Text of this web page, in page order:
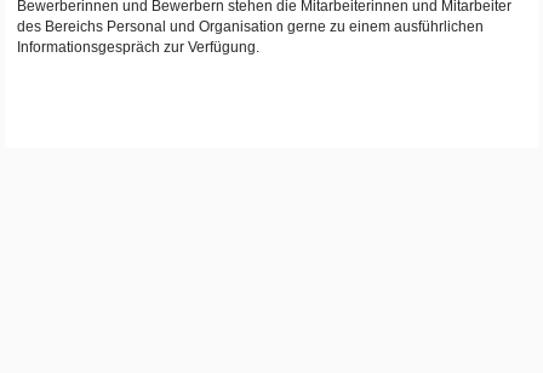
Bewerberinnen und Bewerbern stehen die Mitarbeiterinnen und Mitarbeiter
des Bereichs Personal und Organisation gerne zu einem ausführlichen
Informationsgespräch zur Verfügung.